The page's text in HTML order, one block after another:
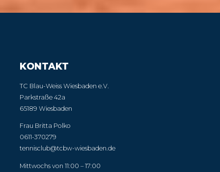
KONTAKT
TC Blau-Weiss Wiesbaden e.V.
Parkstraße 42a
65189 Wiesbaden
Frau Britta Polko
0611-370279
tennisclub@tcbw-wiesbaden.de
Mittwochs von 11:00 – 17:00